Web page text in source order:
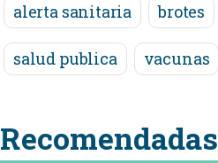
alerta sanitaria brotes
salud publica vacunas
Recomendadas